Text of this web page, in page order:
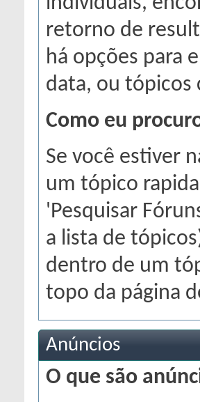
retorno de
há opções para
data, ou tópicos
Como eu
Se você estiver
um tópico
'Pesquisar
a lista de
dentro de um
topo da página
Anúncios
O que são